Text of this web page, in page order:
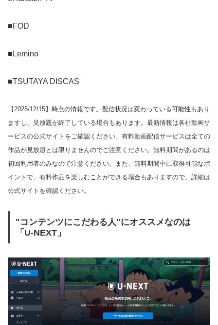
■FOD
■Lemino
■TSUTAYA DISCAS
【2025/12/15】時点の情報です。配信状況は変わっている可能性もあり
ますし、見放題が終了している場合もあります。最新情報は各社動画サ
ービスの公式サイトをご確認ください。有料動画配信サービスは全ての
作品が見放題とは限りませんのでご注意ください。無料期間があるのは
初回利用者のみなので注意ください。また、無料期間中に取得可能なポ
イントで、有料作品を楽しむことができる場合もありますので、詳細は
公式サイトを確認ください。
"コンテンツにこだわる人"にオススメなのは
「U-NEXT」